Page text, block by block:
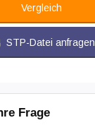
Vergleich
STP-Datei anfragen
Frage